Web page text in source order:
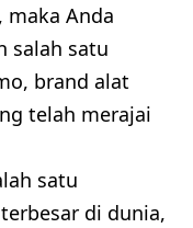
maka Anda
salah satu
brand alat
telah merajai
satu
di dunia,